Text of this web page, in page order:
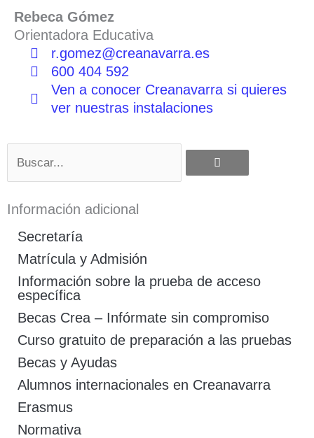
Rebeca Gómez
Orientadora Educativa
r.gomez@creanavarra.es
600 404 592
Ven a conocer Creanavarra si quieres
ver nuestras instalaciones
Información adicional
Secretaría
Matrícula y Admisión
Información sobre la prueba de acceso
específica
Becas Crea – Infórmate sin compromiso
Curso gratuito de preparación a las pruebas
Becas y Ayudas
Alumnos internacionales en Creanavarra
Erasmus
Normativa